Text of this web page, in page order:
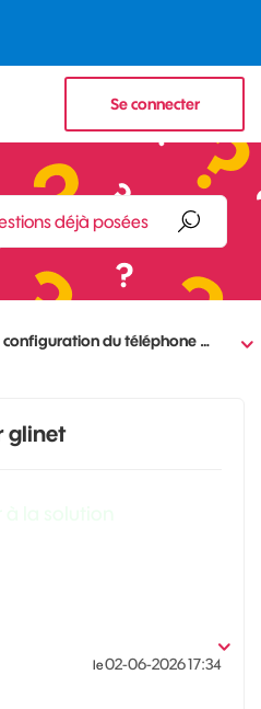
Se connecter
du téléphone …
glinet
le‎02-06-202617:34